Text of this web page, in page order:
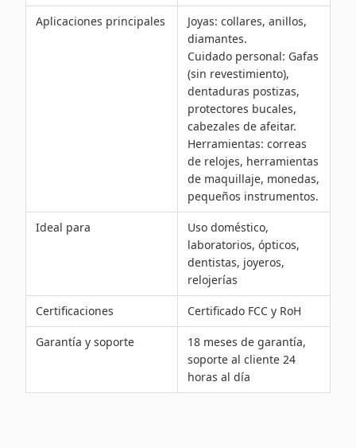
Aplicaciones principales
Joyas: collares, anillos,
diamantes.
Cuidado personal: Gafas
(sin revestimiento),
dentaduras postizas,
protectores bucales,
cabezales de afeitar.
Herramientas: correas
de relojes, herramientas
de maquillaje, monedas,
pequeños instrumentos.
Ideal para
Uso doméstico,
laboratorios, ópticos,
dentistas, joyeros,
relojerías
Certificaciones Certificado FCC y RoH
Garantía y soporte
18 meses de garantía,
soporte al cliente 24
horas al día